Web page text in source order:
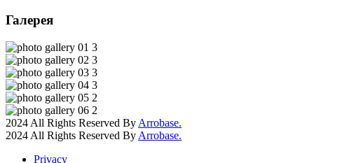
Галерея
2024 All Rights Reserved By Arrobase.
2024 All Rights Reserved By Arrobase.
Privacy